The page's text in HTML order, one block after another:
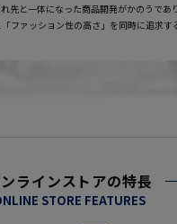
先と一体になった商品開発がかのうであ
ファッション性の高さ」を同時に追求す
ラインストアの特長
STORE FEATURES